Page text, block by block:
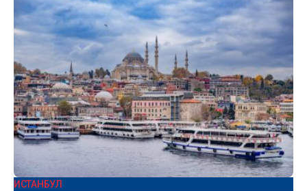
ИСТАНБУЛ